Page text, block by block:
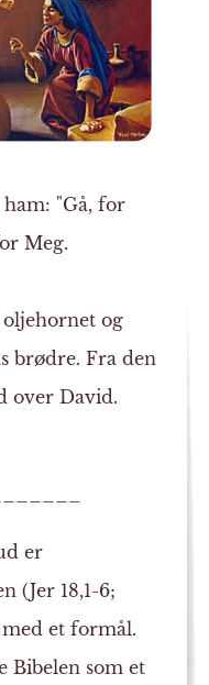
"Gå, for
Meg.
oljehornet og
brødre. Fra den
over David.
er
(Jer 18,1-6;
med et formål.
Bibelen som et